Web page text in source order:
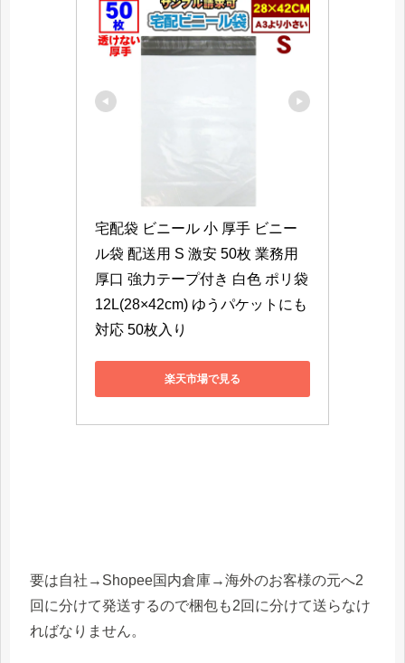
宅配袋 ビニール 小 厚手 ビニー
ル袋 配送用 S 激安 50枚 業務用
厚口 強力テープ付き 白色 ポリ袋
12L(28×42cm) ゆうパケットにも
対応 50枚入り
楽天市場で見る
要は自社→Shopee国内倉庫→海外のお客様の元へ2
回に分けて発送するので梱包も2回に分けて送らなけ
ればなりません。